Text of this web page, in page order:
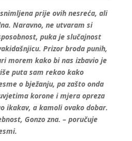
prije ovih nesreća, ali
Naravno, ne utvaram si
puka je slučajnost
Prizor broda punih,
morem kako bi nas izbavio je
puta sam rekao kako
o bježanju, pa zašto onda
korone i mjera opreza
ikakav, a kamoli ovako dobar.
Gonzo zna. – poručuje